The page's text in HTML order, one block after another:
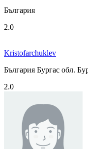
България
2.0
Kristofarchuklev
България Бургас обл.
2.0